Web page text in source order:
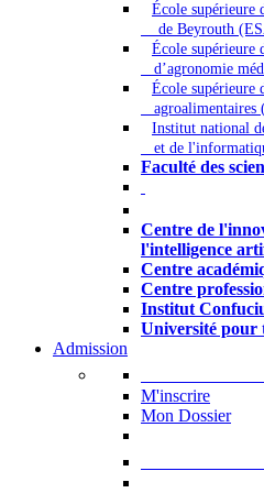
École supérieure
de Beyrouth
École supérieure
d’agronomie
École supérieure
agroalimentaires
Institut national
et de
Faculté des
Centre de
l'intelligence
Centre
Centre
Institut
Université pour
Admission
M'inscrire
Mon Dossier